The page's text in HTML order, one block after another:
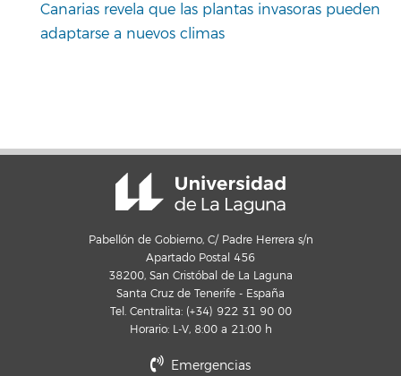
Canarias revela que las plantas invasoras pueden
adaptarse a nuevos climas
Pabellón de Gobierno, C/ Padre Herrera s/n
Apartado Postal 456
38200, San Cristóbal de La Laguna
Santa Cruz de Tenerife - España
Tel. Centralita: (+34) 922 31 90 00
Horario: L-V, 8:00 a 21:00 h
Emergencias